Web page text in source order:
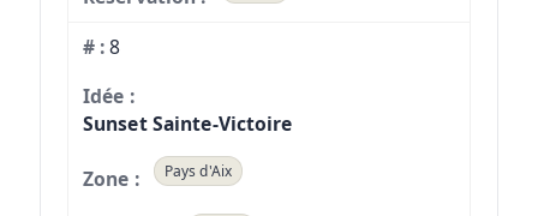
8
Sunset Sainte-Victoire
Pays d'Aix